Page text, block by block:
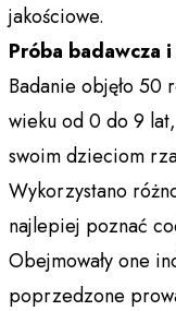
jakościowe.
Próba badawcza
Badanie objęło
wieku od 0 do 9
swoim dzieciom
Wykorzystano
najlepiej poznać
Obejmowały one
poprzedzone